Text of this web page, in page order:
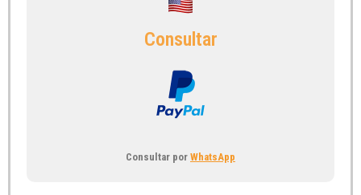
Consultar
Consultar por WhatsApp